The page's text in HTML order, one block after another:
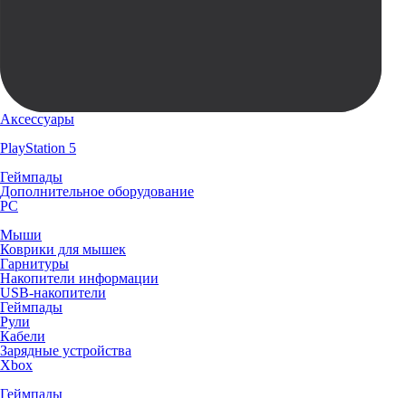
Аксессуары
PlayStation 5
Геймпады
Дополнительное оборудование
PC
Мыши
Коврики для мышек
Гарнитуры
Накопители информации
USB-накопители
Геймпады
Рули
Кабели
Зарядные устройства
Xbox
Геймпады